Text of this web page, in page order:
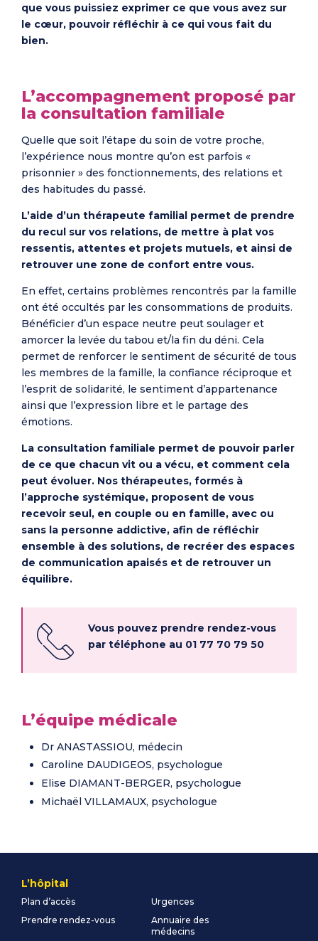
que vous puissiez exprimer ce que vous avez sur
le cœur, pouvoir réfléchir à ce qui vous fait du
bien.
L’accompagnement proposé par
la consultation familiale
Quelle que soit l’étape du soin de votre proche,
l’expérience nous montre qu’on est parfois «
prisonnier » des fonctionnements, des relations et
des habitudes du passé.
L’aide d’un thérapeute familial permet de prendre
du recul sur vos relations, de mettre à plat vos
ressentis, attentes et projets mutuels, et ainsi de
retrouver une zone de confort entre vous.
En effet, certains problèmes rencontrés par la famille
ont été occultés par les consommations de produits.
Bénéficier d’un espace neutre peut soulager et
amorcer la levée du tabou et/la fin du déni. Cela
permet de renforcer le sentiment de sécurité de tous
les membres de la famille, la confiance réciproque et
l’esprit de solidarité, le sentiment d’appartenance
ainsi que l’expression libre et le partage des
émotions.
La consultation familiale permet de pouvoir parler
de ce que chacun vit ou a vécu, et comment cela
peut évoluer. Nos thérapeutes, formés à
l’approche systémique, proposent de vous
recevoir seul, en couple ou en famille, avec ou
sans la personne addictive, afin de réfléchir
ensemble à des solutions, de recréer des espaces
de communication apaisés et de retrouver un
équilibre.
Vous pouvez prendre rendez-vous
par téléphone au 01 77 70 79 50
L’équipe médicale
Dr ANASTASSIOU, médecin
Caroline DAUDIGEOS, psychologue
Elise DIAMANT-BERGER, psychologue
Michaël VILLAMAUX, psychologue
L’hôpital
Plan d’accès
Urgences
Prendre rendez-vous
Annuaire des
médecins